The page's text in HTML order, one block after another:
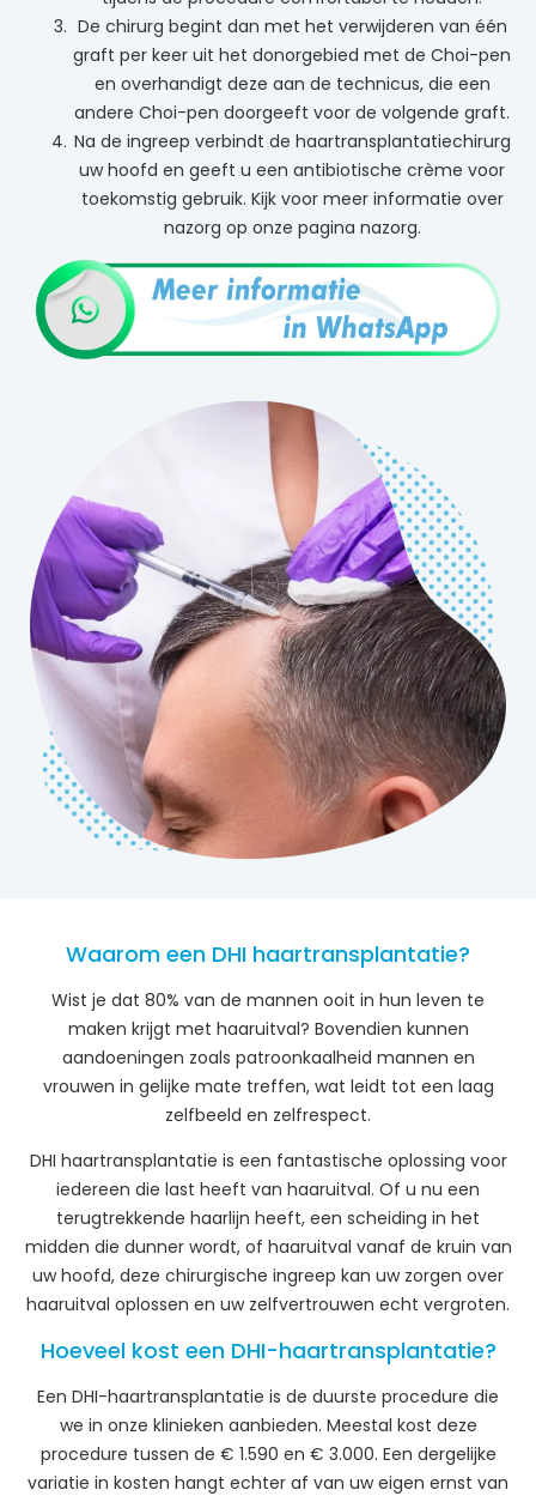
De chirurg begint dan met het verwijderen van één
graft per keer uit het donorgebied met de Choi-pen
en overhandigt deze aan de technicus, die een
andere Choi-pen doorgeeft voor de volgende graft.
Na de ingreep verbindt de haartransplantatiechirurg
uw hoofd en geeft u een antibiotische crème voor
toekomstig gebruik. Kijk voor meer informatie over
nazorg op onze pagina nazorg.
Waarom een ​​DHI haartransplantatie?
Wist je dat 80% van de mannen ooit in hun leven te
maken krijgt met haaruitval? Bovendien kunnen
aandoeningen zoals patroonkaalheid mannen en
vrouwen in gelijke mate treffen, wat leidt tot een laag
zelfbeeld en zelfrespect.
DHI haartransplantatie is een fantastische oplossing voor
iedereen die last heeft van haaruitval. Of u nu een
terugtrekkende haarlijn heeft, een scheiding in het
midden die dunner wordt, of haaruitval vanaf de kruin van
uw hoofd, deze chirurgische ingreep kan uw zorgen over
haaruitval oplossen en uw zelfvertrouwen echt vergroten.
Hoeveel kost een DHI-haartransplantatie?
Een DHI-haartransplantatie is de duurste procedure die
we in onze klinieken aanbieden. Meestal kost deze
procedure tussen de € 1.590 en € 3.000. Een dergelijke
variatie in kosten hangt echter af van uw eigen ernst van